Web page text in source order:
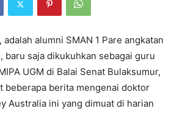
alumni SMAN 1 Pare angkatan
baru saja dikukuhkan sebagai guru
UGM di Balai Senat Bulaksumur,
beberapa berita mengenai doktor
Australia ini yang dimuat di harian